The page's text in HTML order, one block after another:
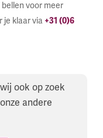
bellen voor meer
je klaar via +31 (0)6
ook op zoek
andere